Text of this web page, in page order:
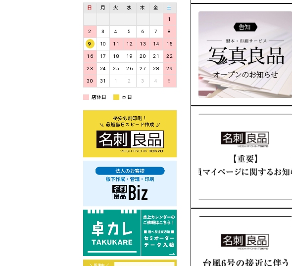
日 月 火 水 木 金 土
1
2 3 4 5 6 7 8
9 10 11 12 13 14 15
16 17 18 19 20 21 22
23 24 25 26 27 28 29
30 31 1 2 3 4 5
店休日 本日